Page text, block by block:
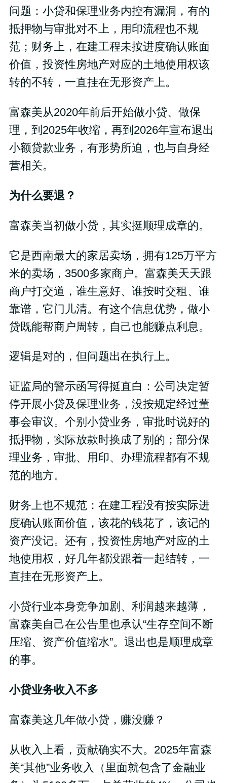
问题：小贷和保理业务内控有漏洞，有的
抵押物与审批对不上，用印流程也不规
范；财务上，在建工程未按进度确认账面
价值，投资性房地产对应的土地使用权该
转的不转，一直挂在无形资产上。
富森美从2020年前后开始做小贷、做保
理，到2025年收缩，再到2026年宣布退出
小额贷款业务，有形势所迫，也与自身经
营相关。
为什么要退？
富森美当初做小贷，其实挺顺理成章的。
它是西南最大的家居卖场，拥有125万平方
米的卖场，3500多家商户。富森美天天跟
商户打交道，谁生意好、谁按时交租、谁
靠谱，它门儿清。有这个信息优势，做小
贷既能帮商户周转，自己也能赚点利息。
逻辑是对的，但问题出在执行上。
证监局的警示函写得挺直白：公司决定暂
停开展小贷及保理业务，没按规定经过董
事会审议。个别小贷业务，审批时说好的
抵押物，实际放款时换成了别的；部分保
理业务，审批、用印、办理流程都有不规
范的地方。
财务上也不规范：在建工程没有按实际进
度确认账面价值，该花的钱花了，该记的
资产没记。还有，投资性房地产对应的土
地使用权，好几年都没跟着一起结转，一
直挂在无形资产上。
小贷行业本身竞争加剧、利润越来越薄，
富森美自己在公告里也承认“生存空间不断
压缩、资产价值缩水”。退出也是顺理成章
的事。
小贷业务收入不多
富森美这几年做小贷，赚没赚？
从收入上看，贡献确实不大。2025年富森
美“其他”业务收入（里面就包含了金融业